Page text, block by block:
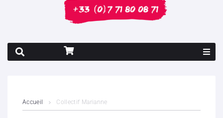
Accueil Collectif Marianne